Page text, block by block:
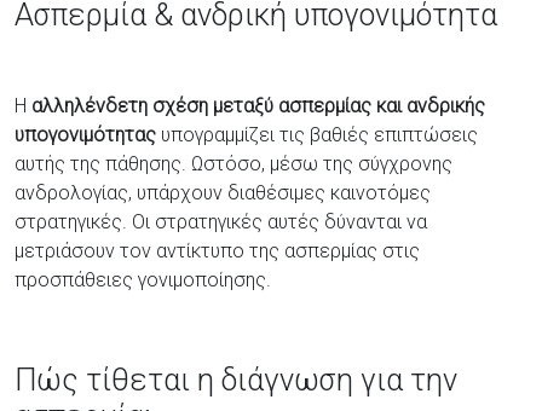
Ασπερμία & ανδρική υπογονιμότητα
Η αλληλένδετη σχέση μεταξύ ασπερμίας και ανδρικής
υπογονιμότητας υπογραμμίζει τις βαθιές επιπτώσεις
αυτής της πάθησης. Ωστόσο, μέσω της σύγχρονης
ανδρολογίας, υπάρχουν διαθέσιμες καινοτόμες
στρατηγικές. Οι στρατηγικές αυτές δύνανται να
μετριάσουν τον αντίκτυπο της ασπερμίας στις
προσπάθειες γονιμοποίησης.
Πώς τίθεται η διάγνωση για την